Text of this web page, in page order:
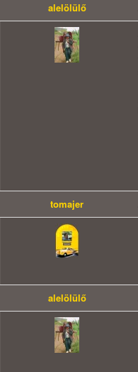
alelölülő
tomajer
alelölülő